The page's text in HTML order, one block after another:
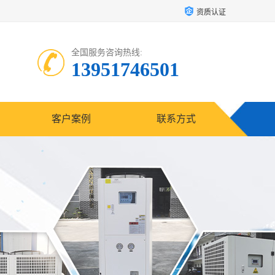
资质认证
全国服务咨询热线:
13951746501
客户案例 联系方式